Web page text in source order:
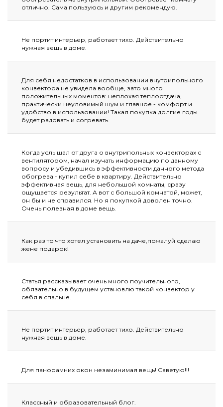
отлично. Сама пользуюсь и другим рекомендую.
Не портит интерьер, работает тихо. Действительно
нужная вещь в доме.
Для себя недостатков в использовании внутрипольного
конвектора не увидела вообще, зато много
положительных моментов: неплохая теплоотдача,
практически неуловимый шум и главное - комфорт и
удобство в использовании! Такая покупка долгие годы
будет радовать и согревать.
Когда услышал от друга о внутрипольных конвекторах с
вентилятором, начал изучать информацию по данному
вопросу и убедившись в эффективности данного метода
обогрева - купил себе в квартиру. Действительно
эффективная вещь, для небольшой комнаты, сразу
ощущается результат. А вот с большой комнатой, может,
он бы и не справился. Но я покупкой доволен точно.
Очень полезная в доме вещь.
Как раз то что хотел установить на даче,пожалуй сделаю
жене подарок!
Статья рассказывает очень много поучительного,
обязательно в будущем установлю такой конвектор у
себя в спальне.
Не портит интерьер, работает тихо. Действительно
нужная вещь в доме.
Для панорамних окон незаминимая вещь! Саветую!!!
Классный и образовательный блог.